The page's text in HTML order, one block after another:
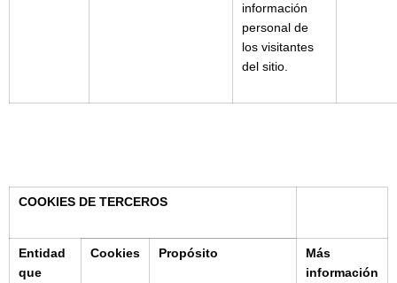
información
personal de
los visitantes
del sitio.
COOKIES DE TERCEROS
Entidad
que
Cookies Propósito
Más
información